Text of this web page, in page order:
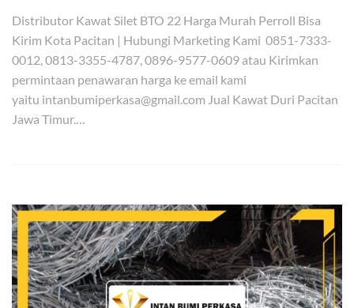
Distributor Kawat Silet BTO 22 Harga Murah Perroll Bisa
Kirim Kota Pacitan | Hubungi Marketing Kami 0851-7333-
0012, 0813-3355-4787, 0896-9577-0609 atau Kirimkan
permintaan penawaran harga ke email kami
yaitu intanbumiperkasa@gmail.com Jual Kawat Duri Pacitan
Jawa Timur.…